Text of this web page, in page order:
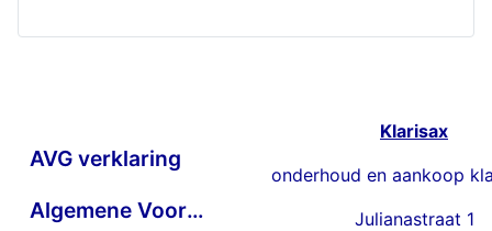
AVG verklaring
Algemene Voorwaarden
Klarisax
onderhoud en aankoop
Julianastraat 1